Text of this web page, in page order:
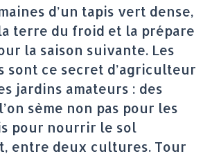
d’un tapis vert dense,
terre du froid et la prépare
la saison suivante. Les
sont ce secret d’agriculteur
jardins amateurs : des
sème non pas pour les
pour nourrir le sol
entre deux cultures. Tour